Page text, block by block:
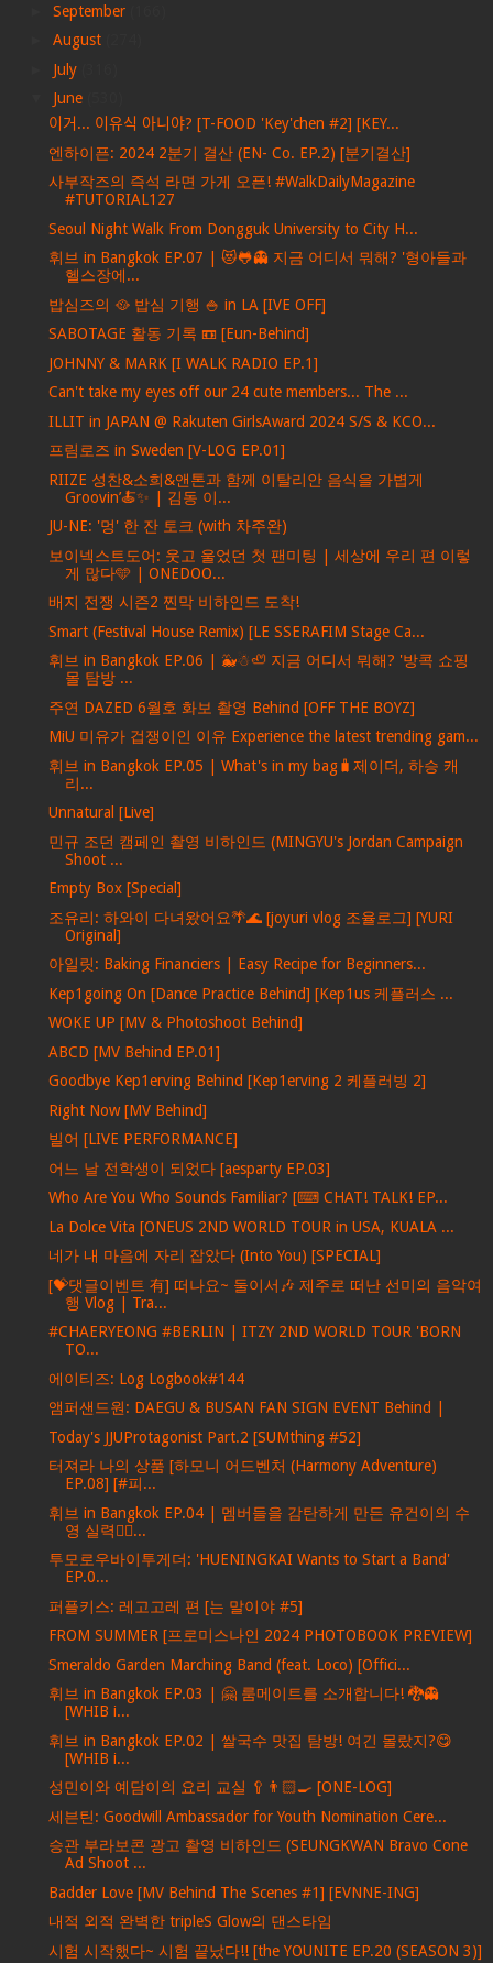
September
August
July
June
이거... 이유식 아니야? [T-FOOD 'Key'chen #2] [KEY...
엔하이픈: 2024 2분기 결산 (EN- Co. EP.2) [분기결산]
사부작즈의 즉석 라면 가게 오픈! #WalkDailyMagazine
#TUTORIAL127
Seoul Night Walk From Dongguk University to City H...
휘브 in Bangkok EP.07 | 😻🐸👻 지금 어디서 뭐해? '형아들과
헬스장에...
밥심즈의 🥘 밥심 기행 🍚 in LA [IVE OFF]
SABOTAGE 활동 기록 📼 [Eun-Behind]
JOHNNY & MARK [I WALK RADIO EP.1]
Can't take my eyes off our 24 cute members... The ...
ILLIT in JAPAN @ Rakuten GirlsAward 2024 S/S & KCO...
프림로즈 in Sweden [V-LOG EP.01]
RIIZE 성찬&소희&앤톤과 함께 이탈리안 음식을 가볍게
Groovin’🍝✨ | 김동 이...
JU-NE: '멍' 한 잔 토크 (with 차주완)
보이넥스트도어: 웃고 울었던 첫 팬미팅 | 세상에 우리 편 이렇
게 많다🩵 | ONEDOO...
배지 전쟁 시즌2 찐막 비하인드 도착!
Smart (Festival House Remix) [LE SSERAFIM Stage Ca...
휘브 in Bangkok EP.06 | 🐳☃🦥 지금 어디서 뭐해? '방콕 쇼핑
몰 탐방 ...
주연 DAZED 6월호 화보 촬영 Behind [OFF THE BOYZ]
MiU 미유가 겁쟁이인 이유 Experience the latest trending gam...
휘브 in Bangkok EP.05 | What's in my bag🧳제이더, 하승 캐
리...
Unnatural [Live]
민규 조던 캠페인 촬영 비하인드 (MINGYU's Jordan Campaign
Shoot ...
Empty Box [Special]
조유리: 하와이 다녀왔어요🌴🌊 [joyuri vlog 조율로그] [YURI
Original]
아일릿: Baking Financiers | Easy Recipe for Beginners...
Kep1going On [Dance Practice Behind] [Kep1us 케플러스 ...
WOKE UP [MV & Photoshoot Behind]
ABCD [MV Behind EP.01]
Goodbye Kep1erving Behind [Kep1erving 2 케플러빙 2]
Right Now [MV Behind]
빌어 [LIVE PERFORMANCE]
어느 날 전학생이 되었다 [aesparty EP.03]
Who Are You Who Sounds Familiar? [⌨ CHAT! TALK! EP...
La Dolce Vita [ONEUS 2ND WORLD TOUR in USA, KUALA ...
네가 내 마음에 자리 잡았다 (Into You) [SPECIAL]
[💝댓글이벤트 有] 떠나요~ 둘이서🎶 제주로 떠난 선미의 음악여
행 Vlog | Tra...
#CHAERYEONG #BERLIN | ITZY 2ND WORLD TOUR 'BORN
TO...
에이티즈: Log Logbook#144
앰퍼샌드원: DAEGU & BUSAN FAN SIGN EVENT Behind |
Today's JJUProtagonist Part.2 [SUMthing #52]
터져라 나의 상품 [하모니 어드벤처 (Harmony Adventure)
EP.08] [#피...
휘브 in Bangkok EP.04 | 멤버들을 감탄하게 만든 유건이의 수
영 실력🏊‍♂...
투모로우바이투게더: 'HUENINGKAI Wants to Start a Band'
EP.0...
퍼플키스: 레고고레 편 [는 말이야 #5]
FROM SUMMER [프로미스나인 2024 PHOTOBOOK PREVIEW]
Smeraldo Garden Marching Band (feat. Loco) [Offici...
휘브 in Bangkok EP.03 | 🤗 룸메이트를 소개합니다! 🐉👻
[WHIB i...
휘브 in Bangkok EP.02 | 쌀국수 맛집 탐방! 여긴 몰랐지?😋
[WHIB i...
성민이와 예담이의 요리 교실 🥄👨🏻‍🍳 [ONE-LOG]
세븐틴: Goodwill Ambassador for Youth Nomination Cere...
승관 부라보콘 광고 촬영 비하인드 (SEUNGKWAN Bravo Cone
Ad Shoot ...
Badder Love [MV Behind The Scenes #1] [EVNNE-ING]
내적 외적 완벽한 tripleS Glow의 댄스타임
시험 시작했다~ 시험 끝났다!! [the YOUNITE EP.20 (SEASON 3)]